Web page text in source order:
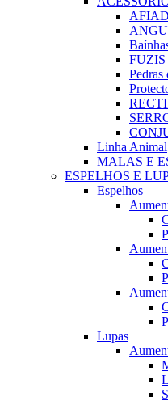
FUZIS
Linha Animal
MALAS E
ESPELHOS E
Espelhos
Lupas